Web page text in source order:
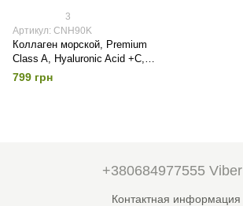
3
Артикул: CNH90K
Коллаген морской, Premium
Class A, Hyaluronic Acid +C,
Noble Health, 90 таблеток
799 грн
+380684977555 Viber
Контактная информация